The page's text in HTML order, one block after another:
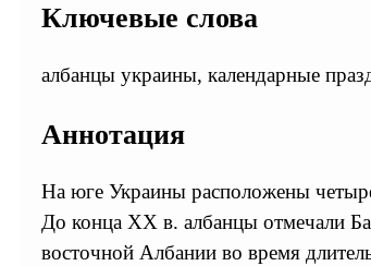
Ключевые слова
албанцы украины, календарные
Аннотация
На юге Украины расположены
До конца ХХ в. албанцы отмечали
восточной Албании во время